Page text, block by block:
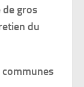
de gros
du